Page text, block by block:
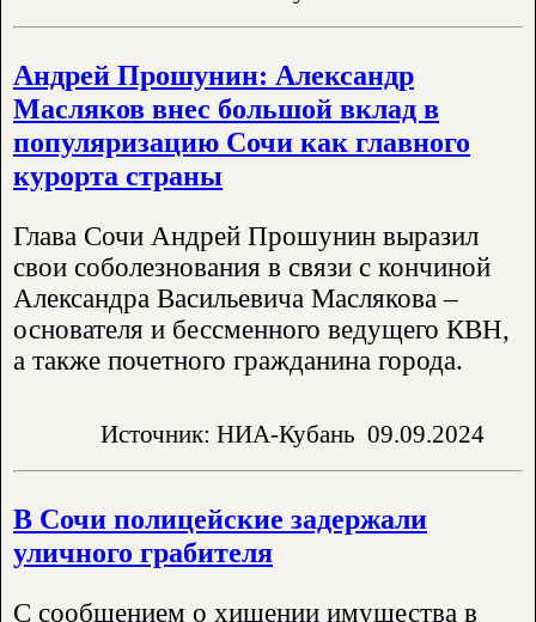
Андрей Прошунин: Александр
Масляков внес большой вклад в
популяризацию Сочи как главного
курорта страны
Глава Сочи Андрей Прошунин выразил
свои соболезнования в связи с кончиной
Александра Васильевича Маслякова –
основателя и бессменного ведущего КВН,
а также почетного гражданина города.
Источник: НИА-Кубань 09.09.2024
В Сочи полицейские задержали
уличного грабителя
С сообщением о хищении имущества в